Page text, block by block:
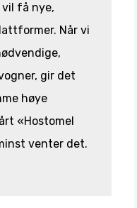
få nye,
Når vi
gir det
høye
«Hostomel
venter det.